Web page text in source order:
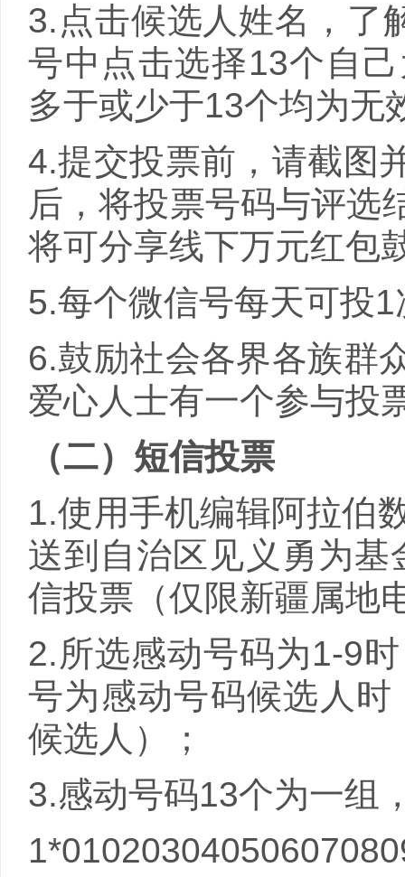
3.点击候选人姓名，了
号中点击选择13个自
多于或少于13个均为无
4.提交投票前，请截图
后，将投票号码与评选
将可分享线下万元红包
5.每个微信号每天可投1
6.鼓励社会各界各族群
爱心人士有一个参与投
（二）短信投票
1.使用手机编辑阿拉伯
送到自治区见义勇为基
信投票（仅限新疆属地
2.所选感动号码为1-9
号为感动号码候选人时
候选人）；
3.感动号码13个为一组